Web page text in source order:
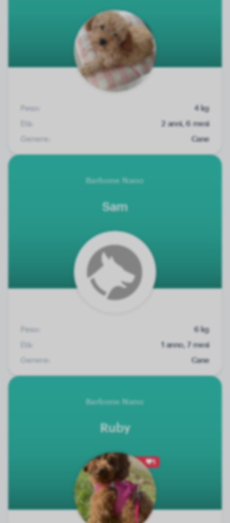
Peso:
4 kg
Età:
2 anni, 6 mesi
Genere:
Cane
Barbone Nano
Sam
Peso:
6 kg
Età:
1 anno, 7 mesi
Genere:
Cane
Barbone Nano
Ruby
1